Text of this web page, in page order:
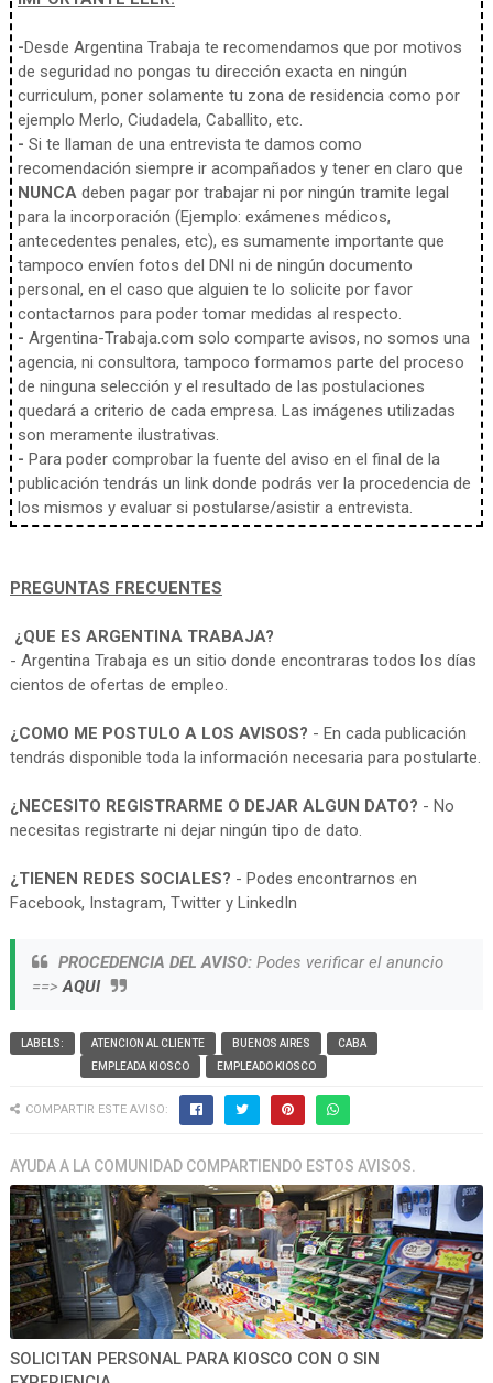
-Desde Argentina Trabaja te recomendamos que por motivos
de seguridad no pongas tu dirección exacta en ningún
curriculum, poner solamente tu zona de residencia como por
ejemplo Merlo, Ciudadela, Caballito, etc.
- Si te llaman de una entrevista te damos como
recomendación siempre ir acompañados y tener en claro que
NUNCAdeben pagar por trabajar ni por ningún tramite legal
para la incorporación (Ejemplo: exámenes médicos,
antecedentes penales, etc), es sumamente importante que
tampoco envíen fotos del DNI ni de ningún documento
personal, en el caso que alguien te lo solicite por favor
contactarnos para poder tomar medidas al respecto.
- Argentina-Trabaja.com solo comparte avisos, no somos una
agencia, ni consultora, tampoco formamos parte del proceso
de ninguna selección y el resultado de las postulaciones
quedará a criterio de cada empresa. Las imágenes utilizadas
son meramente ilustrativas.
- Para poder comprobar la fuente del aviso en el final de la
publicación tendrás un link donde podrás ver la procedencia de
los mismos y evaluar si postularse/asistir a entrevista.
PREGUNTAS FRECUENTES
¿QUE ES ARGENTINA TRABAJA?
- Argentina Trabaja es un sitio donde encontraras todos los días
cientos de ofertas de empleo.
¿COMO ME POSTULO A LOS AVISOS? - En cada publicación
tendrás disponible toda la información necesaria para postularte.
¿NECESITO REGISTRARME O DEJAR ALGUN DATO? - No
necesitas registrarte ni dejar ningún tipo de dato.
¿TIENEN REDES SOCIALES? - Podes encontrarnos en
Facebook, Instagram, Twitter y LinkedIn
PROCEDENCIA DEL AVISO:Podes verificar el anuncio
==>AQUI
LABELS: ATENCION AL CLIENTE BUENOS AIRES
CABA
EMPLEADA KIOSCO
EMPLEADO KIOSCO
COMPARTIR ESTE AVISO:
AYUDA A LA COMUNIDAD COMPARTIENDO ESTOS AVISOS.
SOLICITAN PERSONAL PARA KIOSCO CON O SIN